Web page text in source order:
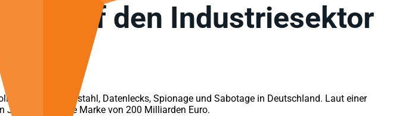
auf den Industriesektor
durch IT-Diebstahl, Datenlecks, Spionage und Sabotage in Deutschland. Laut einer
Jahr in Folge die Marke von 200 Milliarden Euro.